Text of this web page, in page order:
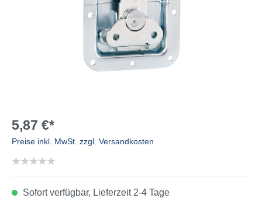
5,87 €*
Preise inkl. MwSt. zzgl. Versandkosten
Sofort verfügbar, Lieferzeit 2-4 Tage